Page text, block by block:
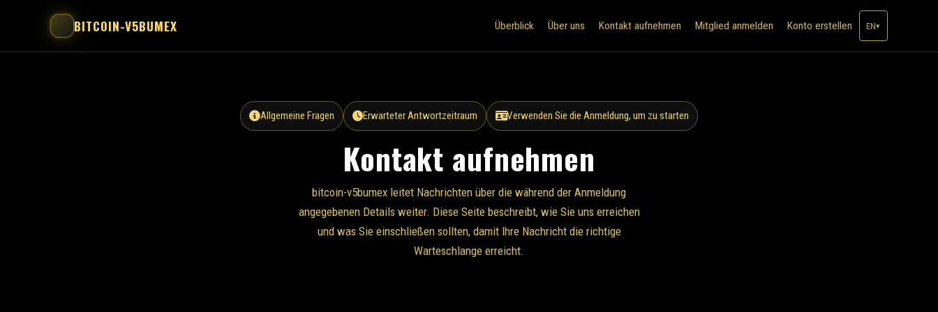
BITCOIN-V5BUMEX Überblick Über uns Kontakt aufnehmen Mitglied anmelden Konto erstellen EN▾
Allgemeine Fragen Erwarteter Antwortzeitraum Verwenden Sie die Anmeldung, um zu starten
Kontakt aufnehmen
bitcoin-v5bumex leitet Nachrichten über die während der Anmeldung
angegebenen Details weiter. Diese Seite beschreibt, wie Sie uns erreichen
und was Sie einschließen sollten, damit Ihre Nachricht die richtige
Warteschlange erreicht.